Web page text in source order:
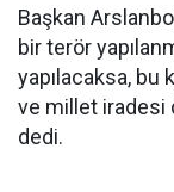
Başkan
bir terör
yapılacaksa, bu
ve millet iradesi
dedi.